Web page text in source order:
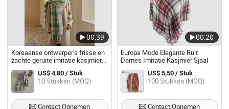
00:39
Koreaanse ontwerper's frisse en
zachte geruite imitatie kasjmier
sjaal winter verdikking veelzijdige
sjaal student lange sjaal
US$ 4,80 / Stuk
10 Stukken (MOQ)
Contact Opnemen
00:20
Europa Mode Elegante Ruit
Dames Imitatie Kasjmier Sjaal
US$ 5,50 / Stuk
100 Stukken (MOQ)
Contact Opnemen